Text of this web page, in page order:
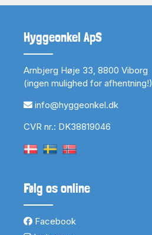
Hyggeonkel ApS
Arnbjerg Høje 33, 8800 Viborg
(ingen mulighed for afhentning!)
info@hyggeonkel.dk
CVR nr.: DK38819046
Følg os online
Facebook